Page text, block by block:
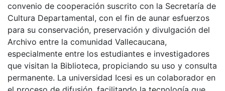
convenio de cooperación suscrito con la Secretaría de
Cultura Departamental, con el fin de aunar esfuerzos
para su conservación, preservación y divulgación del
Archivo entre la comunidad Vallecaucana,
especialmente entre los estudiantes e investigadores
que visitan la Biblioteca, propiciando su uso y consulta
permanente. La universidad Icesi es un colaborador en